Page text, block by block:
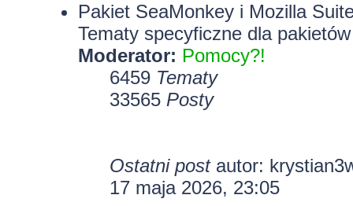
Pakiet SeaMonkey i Mozilla
Tematy specyficzne dla
Moderator: Pomocy?!
6459 Tematy
33565 Posty
Ostatni postautor:
17 maja 2026, 23:05